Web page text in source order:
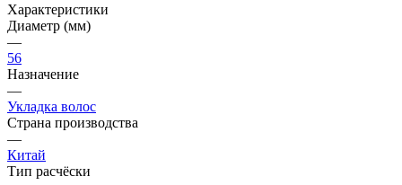
Характеристики
Диаметр (мм)
—
56
Назначение
—
Укладка волос
Страна производства
—
Китай
Тип расчёски